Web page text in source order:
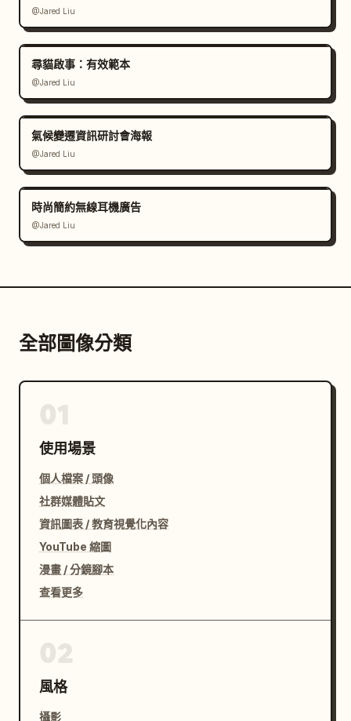
@Jared Liu
尋貓啟事：有效範本
@Jared Liu
氣候變遷資訊研討會海報
@Jared Liu
時尚簡約無線耳機廣告
@Jared Liu
全部圖像分類
使用場景
個人檔案 / 頭像
社群媒體貼文
資訊圖表 / 教育視覺化內容
YouTube 縮圖
漫畫 / 分鏡腳本
查看更多
風格
攝影